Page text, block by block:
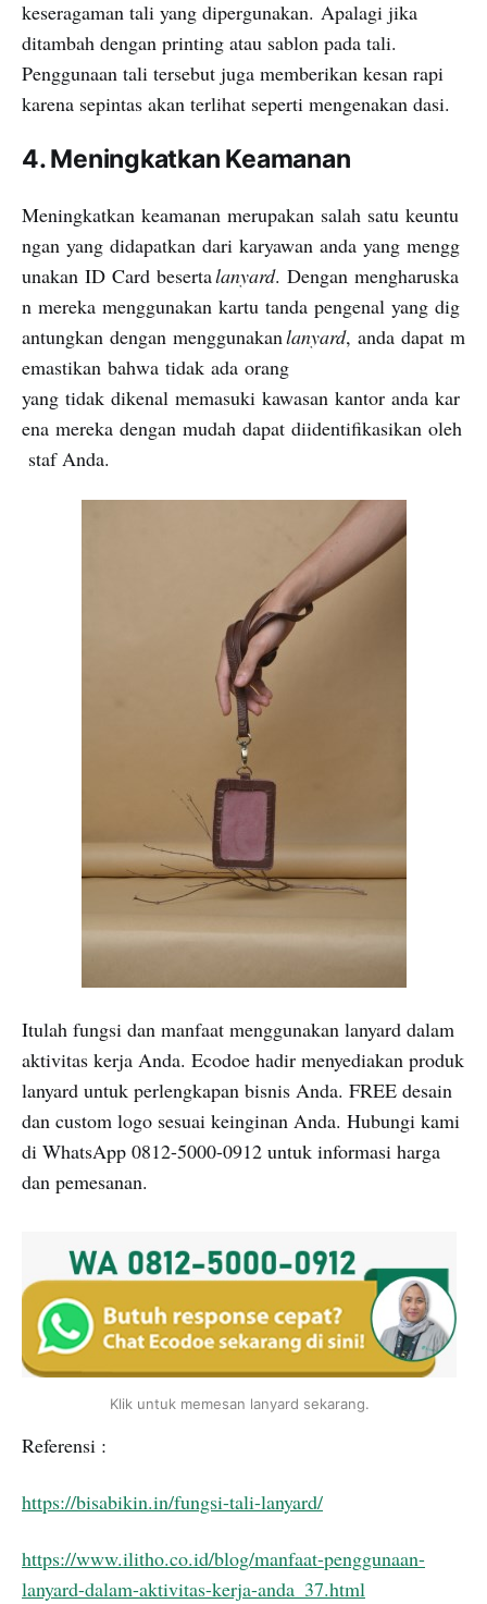
keseragaman tali yang dipergunakan. Apalagi jika
ditambah dengan printing atau sablon pada tali.
Penggunaan tali tersebut juga memberikan kesan rapi
karena sepintas akan terlihat seperti mengenakan dasi.
4.Meningkatkan Keamanan
Meningkatkan keamanan merupakan salah satu keuntu
ngan yang didapatkan dari karyawan anda yang mengg
unakan ID Card besertalanyard. Dengan mengharuska
n mereka menggunakan kartu tanda pengenal yang dig
antungkan dengan menggunakanlanyard, anda dapat m
emastikan bahwa tidak ada orang
yang tidak dikenal memasuki kawasan kantor anda kar
ena mereka dengan mudah dapat diidentifikasikan oleh
stafAnda.
Itulah fungsi dan manfaat menggunakan lanyard dalam
aktivitas kerja Anda. Ecodoe hadir menyediakan produk
lanyard untuk perlengkapan bisnis Anda. FREE desain
dan custom logo sesuai keinginan Anda. Hubungi kami
di WhatsApp 0812-5000-0912 untuk informasi harga
dan pemesanan.
Klik untuk memesan lanyard sekarang.
Referensi :
https://bisabikin.in/fungsi-tali-lanyard/
https://www.ilitho.co.id/blog/manfaat-penggunaan-
lanyard-dalam-aktivitas-kerja-anda_37.html